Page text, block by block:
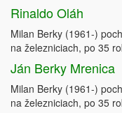
Rinaldo Oláh
Milan Berky (1961-)
na železniciach, po 35
Ján Berky Mrenica
Milan Berky (1961-)
na železniciach, po 35